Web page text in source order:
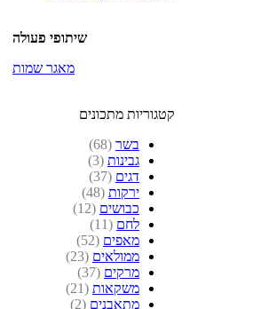
שיתופי פעולה
מאגר שמות
קטגוריות מתכונים
בשר (68)
גבינות (3)
דגים (37)
ירקות (48)
כבושים (12)
לחם (11)
מאפים (52)
ממולאים (23)
מרקים (37)
משקאות (21)
מתאבנים (2)